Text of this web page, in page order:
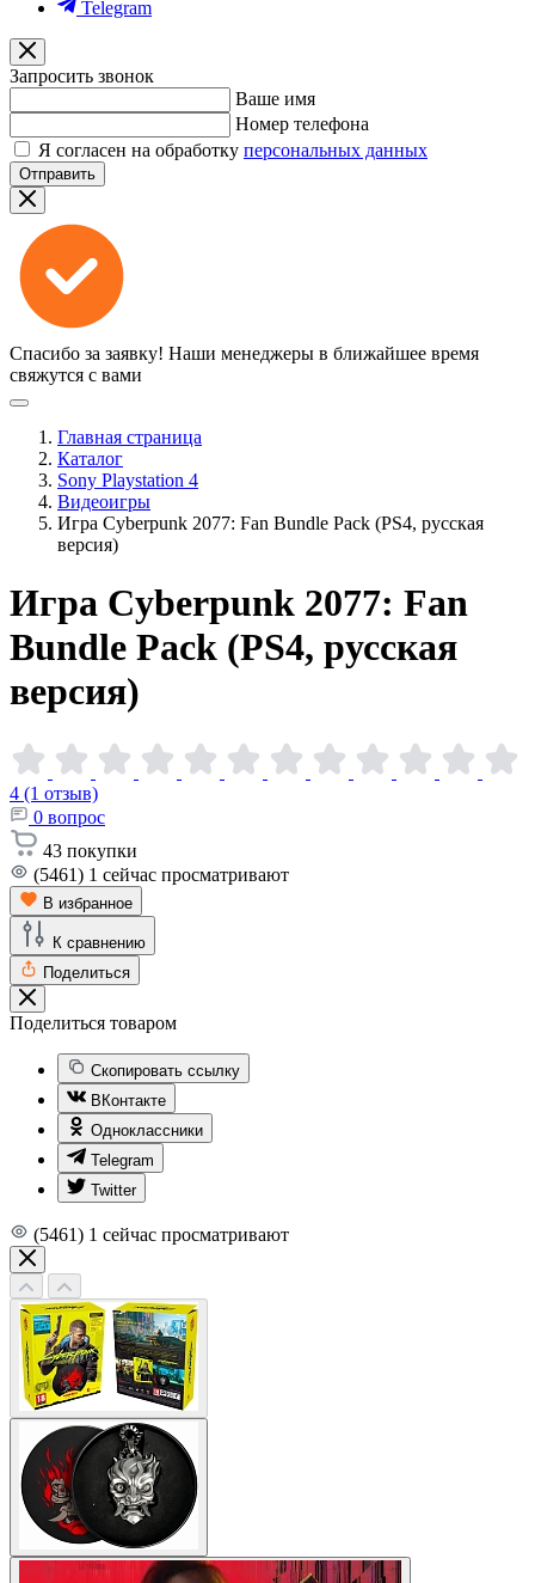
Telegram
Запросить звонок
Ваше имя
Номер телефона
Я согласен на обработку персональных данных
Отправить
Спасибо за заявку! Наши менеджеры в ближайшее время
свяжутся с вами
Главная страница
Каталог
Sony Playstation 4
Видеоигры
Игра Cyberpunk 2077: Fan Bundle Pack (PS4, русская
версия)
Игра Cyberpunk 2077: Fan
Bundle Pack (PS4, русская
версия)
4 (1 отзыв)
0 вопрос
43 покупки
(5461) 1 сейчас просматривают
В избранное
К сравнению
Поделиться
Поделиться товаром
Скопировать ссылку
ВКонтакте
Одноклассники
Telegram
Twitter
(5461) 1 сейчас просматривают